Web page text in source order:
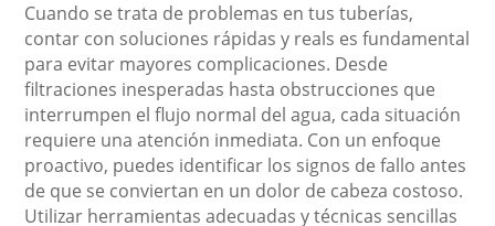
Cuando se trata de problemas en tus tuberías,
contar con soluciones rápidas y reals es fundamental
para evitar mayores complicaciones. Desde
filtraciones inesperadas hasta obstrucciones que
interrumpen el flujo normal del agua, cada situación
requiere una atención inmediata. Con un enfoque
proactivo, puedes identificar los signos de fallo antes
de que se conviertan en un dolor de cabeza costoso.
Utilizar herramientas adecuadas y técnicas sencillas